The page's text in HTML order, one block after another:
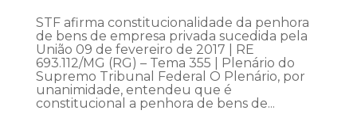
STF afirma constitucionalidade da penhora
de bens de empresa privada sucedida pela
União 09 de fevereiro de 2017 | RE
693.112/MG (RG) – Tema 355 | Plenário do
Supremo Tribunal Federal O Plenário, por
unanimidade, entendeu que é
constitucional a penhora de bens de...